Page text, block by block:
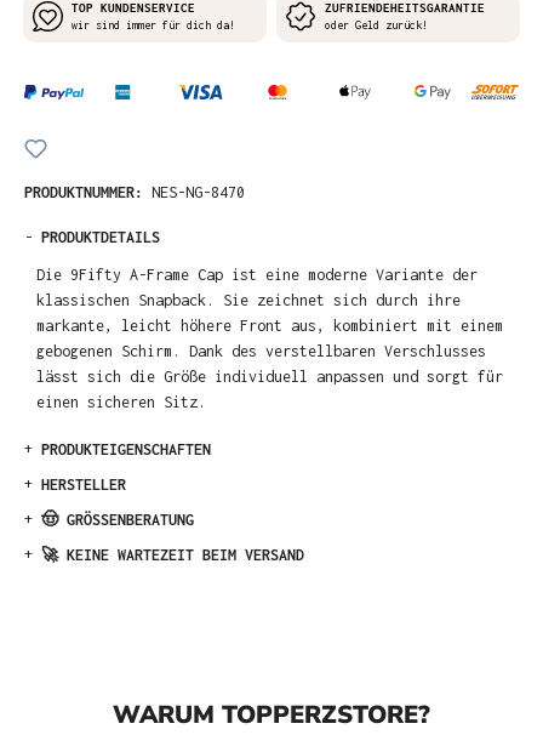
TOP KUNDENSERVICE
wir sind immer für dich da!
ZUFRIENDEHEITSGARANTIE
oder Geld zurück!
PRODUKTNUMMER: NES-NG-8470
- PRODUKTDETAILS
Die 9Fifty A-Frame Cap ist eine moderne Variante der
klassischen Snapback. Sie zeichnet sich durch ihre
markante, leicht höhere Front aus, kombiniert mit einem
gebogenen Schirm. Dank des verstellbaren Verschlusses
lässt sich die Größe individuell anpassen und sorgt für
einen sicheren Sitz.
+ PRODUKTEIGENSCHAFTEN
+ HERSTELLER
+ 🤠 GRÖSSENBERATUNG
+ 🚀 KEINE WARTEZEIT BEIM VERSAND
WARUM TOPPERZSTORE?